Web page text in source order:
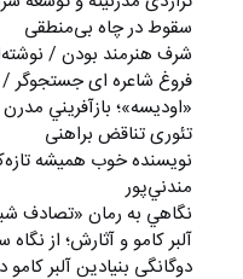
سقوط در چاه بی‌منطقی
شرف هنرمند بودن /
فروغ شاعره ای جستجوگر
«اوديسه»؛ بازآفريني
تئوری تناقض براهنی
نويسنده خوب هميشه
مندني‌پور
نگاهي به رمان «تصادف
آلبر کامو و آثارش؛ از
دوگانگی بنیادین آلبر